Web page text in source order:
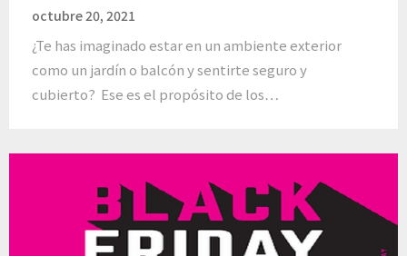
octubre 20, 2021
¿Te has imaginado estar en un ambiente exterior
como un jardín o balcón y sentirte seguro y
cubierto? Ese es el propósito de los…